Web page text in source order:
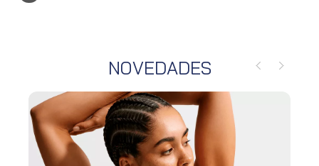
NOVEDADES